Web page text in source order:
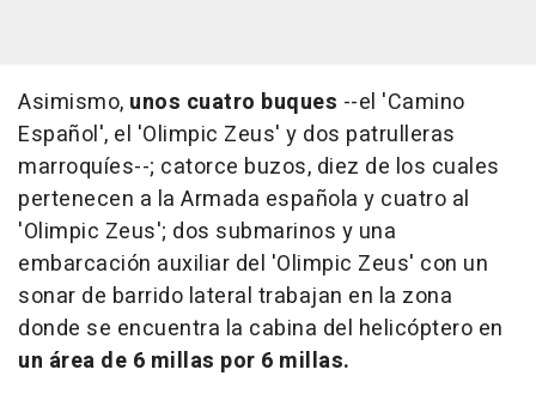
Asimismo, unos cuatro buques --el 'Camino
Español', el 'Olimpic Zeus' y dos patrulleras
marroquíes--; catorce buzos, diez de los cuales
pertenecen a la Armada española y cuatro al
'Olimpic Zeus'; dos submarinos y una
embarcación auxiliar del 'Olimpic Zeus' con un
sonar de barrido lateral trabajan en la zona
donde se encuentra la cabina del helicóptero en
un área de 6 millas por 6 millas.